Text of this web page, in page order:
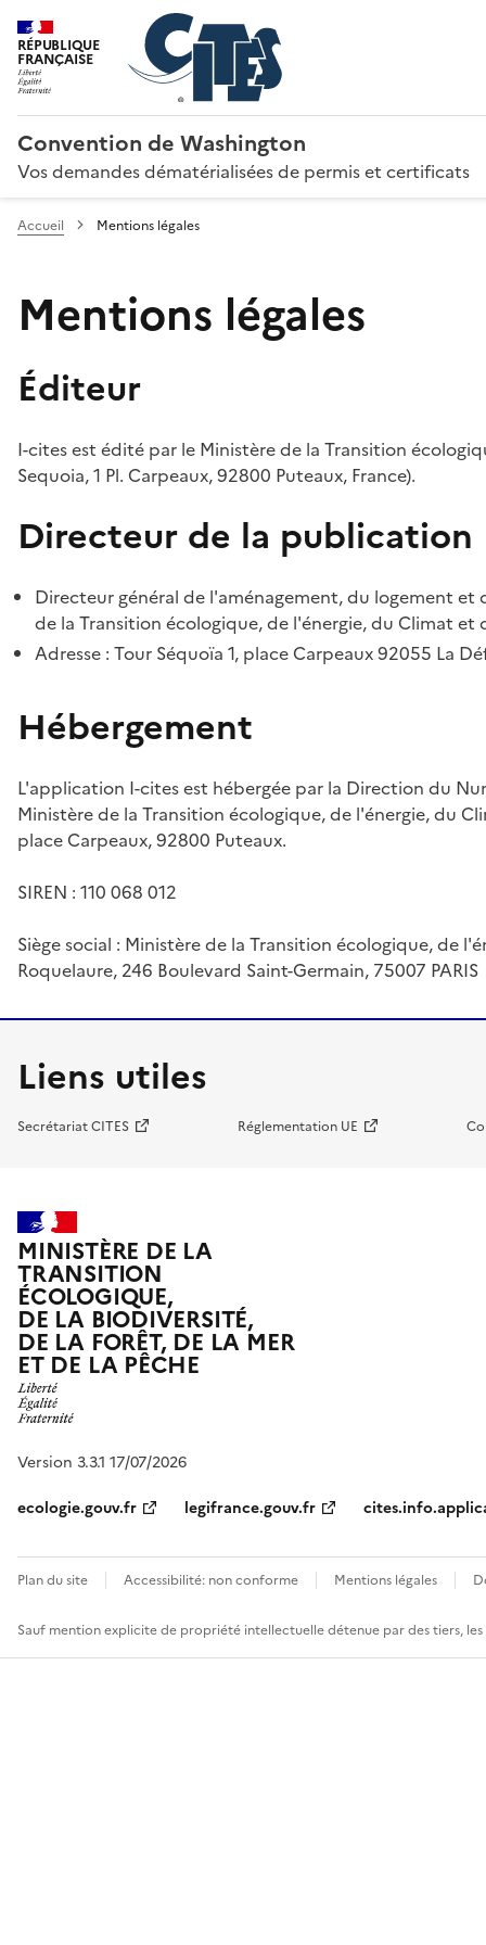
RÉPUBLIQUE
FRANÇAISE
Convention de Washington
Vos demandes dématérialisées de permis et certificats
Accueil Mentions légales
Mentions légales
Éditeur
I-cites est édité par le Ministère de la Transition
Sequoia, 1 Pl. Carpeaux, 92800 Puteaux, France).
Directeur de la publication
Directeur général de l'aménagement, du logement
de la Transition écologique, de l'énergie, du Climat et
Adresse : Tour Séquoïa 1, place Carpeaux 92055 La
Hébergement
L'application I-cites est hébergée par la Direction du
Ministère de la Transition écologique, de l'énergie, du
place Carpeaux, 92800 Puteaux.
SIREN : 110 068 012
Siège social : Ministère de la Transition écologique, de
Roquelaure, 246 Boulevard Saint-Germain, 75007 PARIS
Liens utiles
Secrétariat CITES Réglementation UE
MINISTÈRE DE LA
TRANSITION
ÉCOLOGIQUE,
DE LA BIODIVERSITÉ,
DE LA FORÊT, DE LA MER
ET DE LA PÊCHE
Version 3.3.1 17/07/2026
ecologie.gouv.fr
legifrance.gouv.fr
Plan du site Accessibilité: non conforme Mentions légales
Sauf mention explicite de propriété intellectuelle détenue par des tiers,